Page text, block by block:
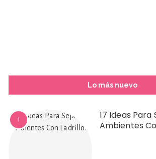
Lo más nuevo
1
17 Ideas
Ambientes